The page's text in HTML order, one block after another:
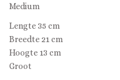
Medium
Lengte 35 cm
Breedte 21 cm
Hoogte 13 cm
Groot